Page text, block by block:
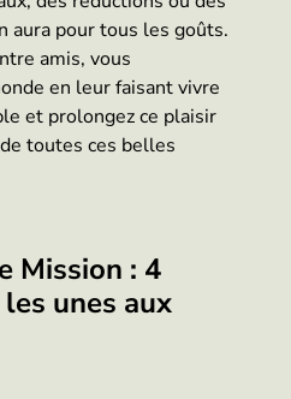
aura pour tous les goûts.
amis, vous
en leur faisant vivre
et prolongez ce plaisir
toutes ces belles
Mission : 4
unes aux